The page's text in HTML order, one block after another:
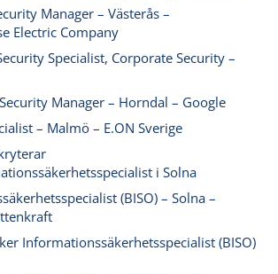
Manager – Västerås –
Electric Company
Specialist, Corporate Security –
Manager – Horndal – Google
– Malmö – E.ON Sverige
i Solna
(BISO) – Solna –
Informationssäkerhetsspecialist (BISO)